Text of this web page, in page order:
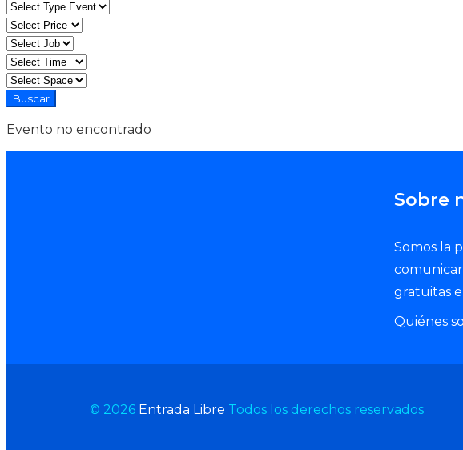
Evento no encontrado
Sobre
Somos la
gratuitas
Quiénes
© 2026 Entrada Libre Todos los derechos reservados